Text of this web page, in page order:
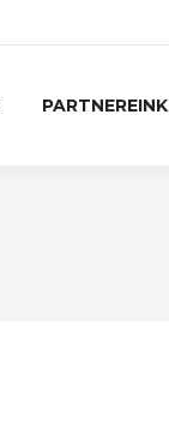
PARTNEREINK